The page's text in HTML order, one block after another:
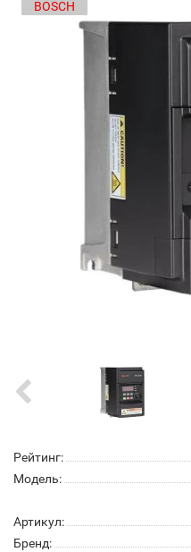
BOSCH
Рейтинг:
Модель:
Артикул:
Бренд: